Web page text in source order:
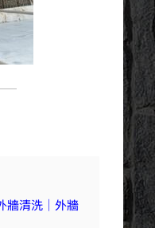
牆清洗｜外牆